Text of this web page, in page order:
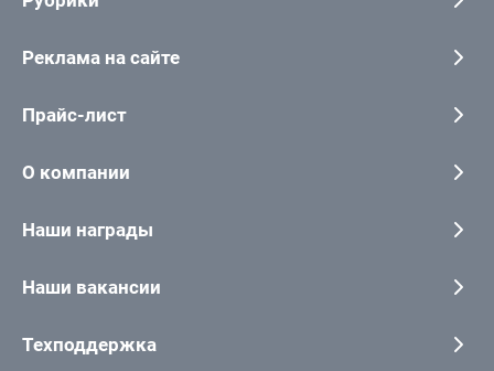
Реклама на сайте
Прайс-лист
О компании
Наши награды
Наши вакансии
Техподдержка